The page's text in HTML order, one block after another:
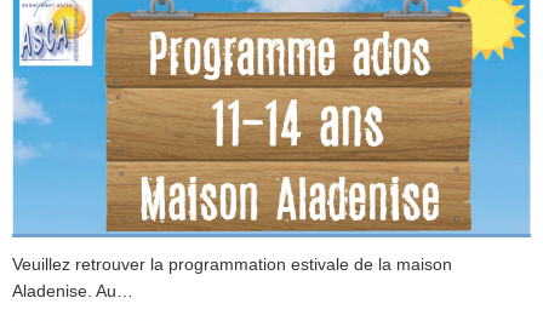
Veuillez retrouver la programmation estivale de la maison
Aladenise. Au…